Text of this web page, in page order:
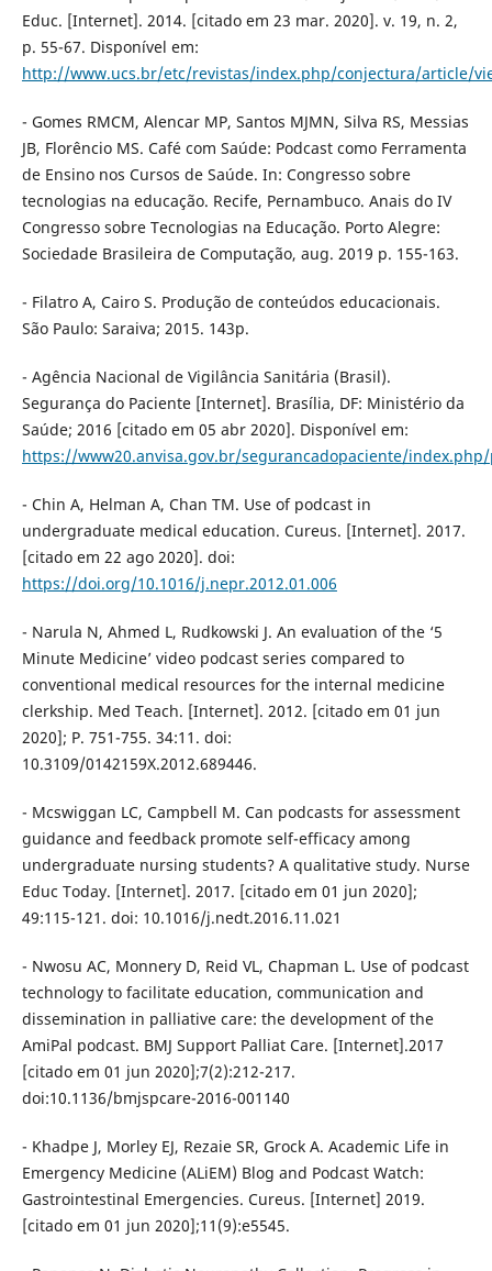
Educ. [Internet]. 2014. [citado em 23 mar. 2020]. v. 19, n. 2,
p. 55-67. Disponível em:
http://www.ucs.br/etc/revistas/index.php/conjectura/article/
- Gomes RMCM, Alencar MP, Santos MJMN, Silva RS, Messias
JB, Florêncio MS. Café com Saúde: Podcast como Ferramenta
de Ensino nos Cursos de Saúde. In: Congresso sobre
tecnologias na educação. Recife, Pernambuco. Anais do IV
Congresso sobre Tecnologias na Educação. Porto Alegre:
Sociedade Brasileira de Computação, aug. 2019 p. 155-163.
- Filatro A, Cairo S. Produção de conteúdos educacionais.
São Paulo: Saraiva; 2015. 143p.
- Agência Nacional de Vigilância Sanitária (Brasil).
Segurança do Paciente [Internet]. Brasília, DF: Ministério da
Saúde; 2016 [citado em 05 abr 2020]. Disponível em:
https://www20.anvisa.gov.br/segurancadopaciente/
- Chin A, Helman A, Chan TM. Use of podcast in
undergraduate medical education. Cureus. [Internet]. 2017.
[citado em 22 ago 2020]. doi:
https://doi.org/10.1016/j.nepr.2012.01.006
- Narula N, Ahmed L, Rudkowski J. An evaluation of the ‘5
Minute Medicine’ video podcast series compared to
conventional medical resources for the internal medicine
clerkship. Med Teach. [Internet]. 2012. [citado em 01 jun
2020]; P. 751-755. 34:11. doi:
10.3109/0142159X.2012.689446.
- Mcswiggan LC, Campbell M. Can podcasts for assessment
guidance and feedback promote self-efficacy among
undergraduate nursing students? A qualitative study. Nurse
Educ Today. [Internet]. 2017. [citado em 01 jun 2020];
49:115-121. doi: 10.1016/j.nedt.2016.11.021
- Nwosu AC, Monnery D, Reid VL, Chapman L. Use of podcast
technology to facilitate education, communication and
dissemination in palliative care: the development of the
AmiPal podcast. BMJ Support Palliat Care. [Internet].2017
[citado em 01 jun 2020];7(2):212-217.
doi:10.1136/bmjspcare-2016-001140
- Khadpe J, Morley EJ, Rezaie SR, Grock A. Academic Life in
Emergency Medicine (ALiEM) Blog and Podcast Watch:
Gastrointestinal Emergencies. Cureus. [Internet] 2019.
[citado em 01 jun 2020];11(9):e5545.